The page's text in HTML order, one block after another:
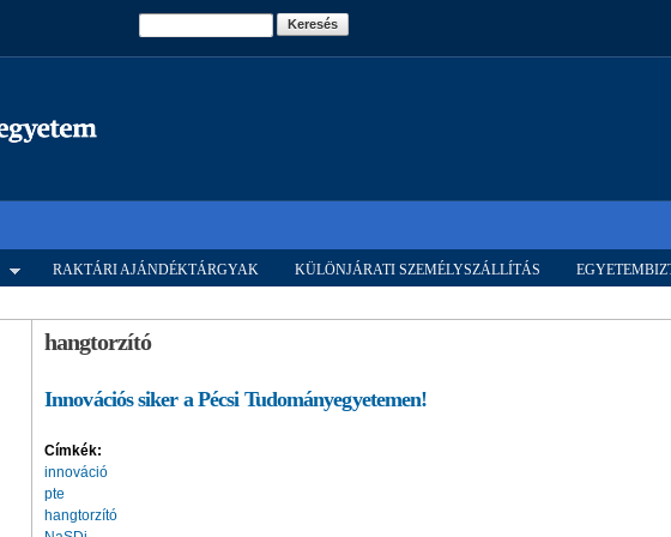
Ugrás a
tartalomra
Keresés
RAKTÁRI AJÁNDÉKTÁRGYAK KÜLÖNJÁRATI SZEMÉLYSZÁLLÍTÁS
hangtorzító
Innovációs siker a Pécsi Tudományegyetemen!
Címkék:
innováció
pte
hangtorzító